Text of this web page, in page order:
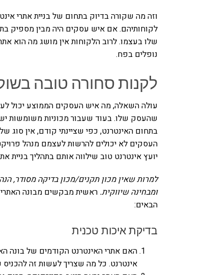
וזה מה שקורה בדיוק בתחום של בניית אתרי
לקוחותיהם. אם איש עסקים היה מבין מספיק
שלו בעצמו. לרוב הלקוחות אין מושג מה הוא
נופלים בפח.
לקנות סחורה טובה
עולה השאלה, מה איש העסקים הממוצע יכול
שהעסק שלו. בעוד שעבור מכוניות משומשות
בתחום האינטרנט, כפי שציינתי קודם, אין סוג
העסקים לא יכולים להרשות לעצמם מנהל
יועץ אינטרנט טוב שילווה אותם בתהליך
למרות שאין מכון תקנים/מכון בדיקה מסודר,
ומבחינה שיווקית.
הבאים:
בדיקת איכות טכנית
האם אתרי האינטרנט הקודמים של בונה
אינטרנט. כל מה שצריך לעשות זה להכניס